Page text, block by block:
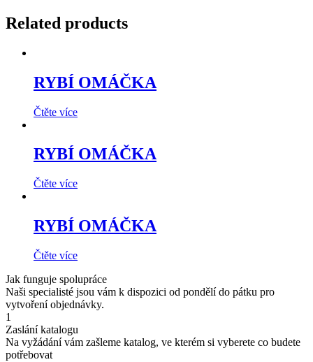
Related products
RYBÍ OMÁČKA
Čtěte více
RYBÍ OMÁČKA
Čtěte více
RYBÍ OMÁČKA
Čtěte více
Jak funguje spolupráce
Naši specialisté jsou vám k dispozici od pondělí do pátku pro
vytvoření objednávky.
1
Zaslání katalogu
Na vyžádání vám zašleme katalog, ve kterém si vyberete co budete
potřebovat